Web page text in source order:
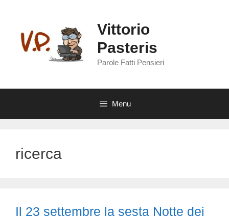
contenuto
Vittorio
Pasteris
Parole Fatti Pensieri
Menu
ricerca
Il 23 settembre la sesta Notte dei